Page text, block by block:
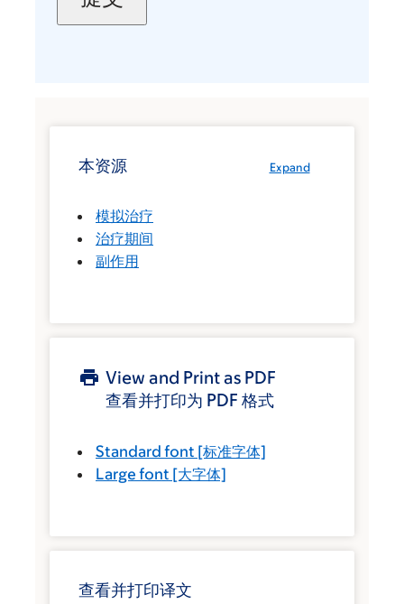
Expand
本资源
模拟治疗
治疗期间
副作用
View and Print as PDF
查看并打印为 PDF 格式
Standard font [标准字体]
Large font [大字体]
查看并打印译文